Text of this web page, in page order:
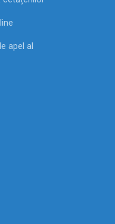
apel al